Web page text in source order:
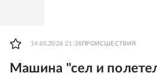
14.05.2026 21:28 ПРОИСШЕСТВИЯ
Машина "сел и